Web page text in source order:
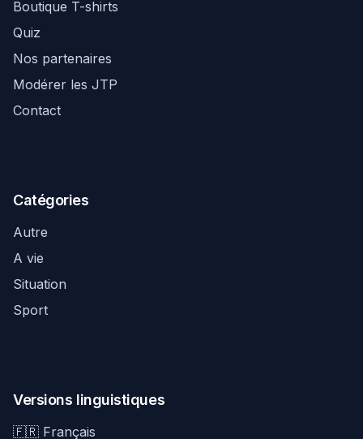
Boutique T-shirts
Quiz
Nos partenaires
Modérer les JTP
Contact
Catégories
Autre
A vie
Situation
Sport
Versions linguistiques
🇫🇷 Français